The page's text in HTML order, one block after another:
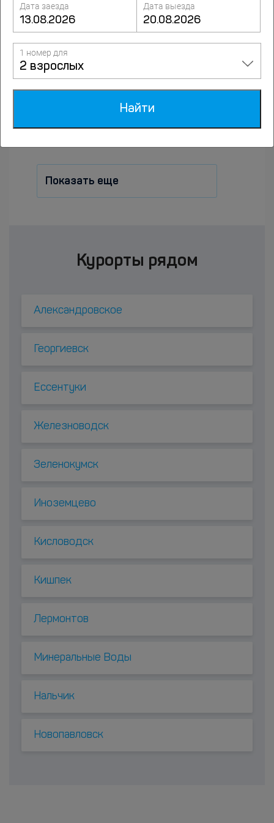
На длительный срок
В октябре
В феврале
Показать еще
Курорты рядом
Александровское
Георгиевск
Ессентуки
Железноводск
Зеленокумск
Иноземцево
Кисловодск
Кишпек
Лермонтов
Минеральные Воды
Нальчик
Новопавловск
Дата заезда Дата выезда
1 номер для
2 взрослых
Найти